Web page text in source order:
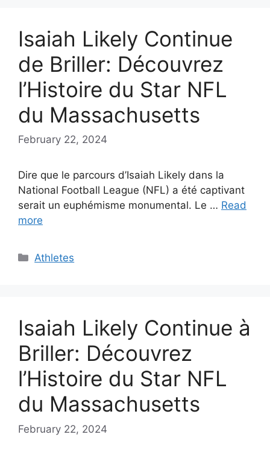
Isaiah Likely Continue
de Briller: Découvrez
l’Histoire du Star NFL
du Massachusetts
February 22, 2024
Dire que le parcours d’Isaiah Likely dans la
National Football League (NFL) a été captivant
serait un euphémisme monumental. Le … Read
more
Categories
Athletes
Isaiah Likely Continue à
Briller: Découvrez
l’Histoire du Star NFL
du Massachusetts
February 22, 2024